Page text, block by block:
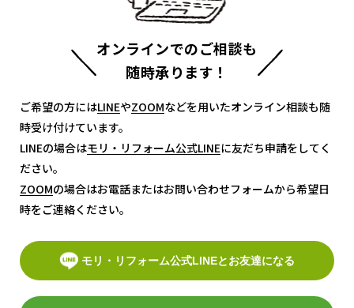
オンラインでのご相談も
随時承ります！
ご希望の方にはLINE
LINEやZOOM
ZOOMなどを用いたオンライン相談も随
時受け付けています。
LINEの場合はモリ・リフォーム公式LINE
モリ・リフォーム公式LINEに友だち申請をしてく
ださい。
ZOOM
ZOOMの場合はお電話またはお問い合わせフォームから希望日
時をご連絡ください。
モリ・リフォーム公式LINEとお友達になる